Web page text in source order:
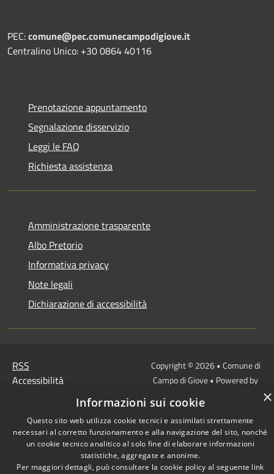
PEC:comune@pec.comunecampodigiove.it
Centralino Unico: +30 0864 40116
Prenotazione appuntamento
Segnalazione disservizio
Leggi le FAQ
Richiesta assistenza
Amministrazione trasparente
Albo Pretorio
Informativa privacy
Note legali
Dichiarazione di accessibilità
RSS
Accessibilità
Mappa del sito
Copyright © 2026 • Comune di
Campo di Giove • Powered by
Municipium
redazione
×
Informazioni sui cookie
Questo sito web utilizza cookie tecnici e assimilati strettamente
necessari al corretto funzionamento e alla navigazione del sito, nonché
un cookie tecnico analitico al solo fine di elaborare informazioni
statistiche, aggregate e anonime.
Per maggiori dettagli, può consultare la cookie policy al seguente link